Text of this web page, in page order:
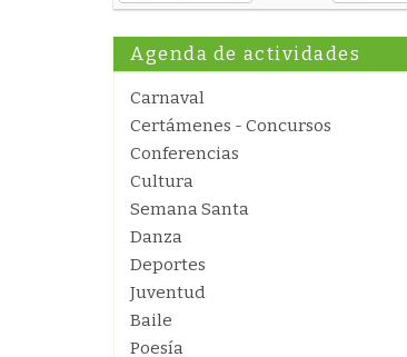
Agenda de actividades
Carnaval
Certámenes - Concursos
Conferencias
Cultura
Semana Santa
Danza
Deportes
Juventud
Baile
Poesía